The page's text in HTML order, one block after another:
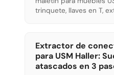
trinquete, llaves en T,
Extractor de
para USM Haller:
atascados en 3